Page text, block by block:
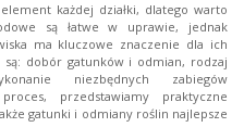
każdej działki, dlatego warto
są łatwe w uprawie, jednak
ma kluczowe znaczenie dla ich
dobór gatunków i odmian, rodzaj
niezbędnych zabiegów
przedstawiamy praktyczne
gatunki i odmiany roślin najlepsze